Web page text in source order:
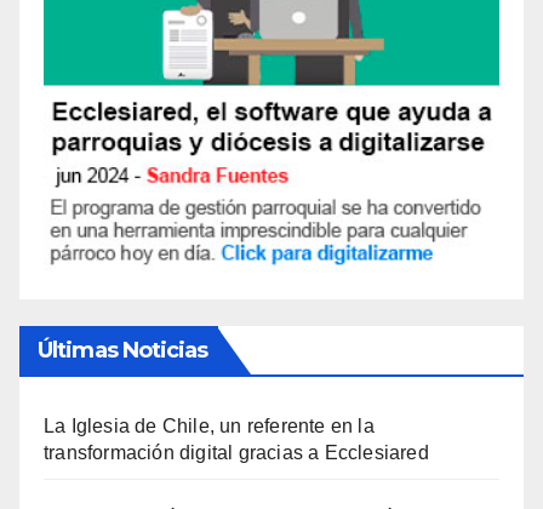
Últimas Noticias
La Iglesia de Chile, un referente en la
transformación digital gracias a Ecclesiared